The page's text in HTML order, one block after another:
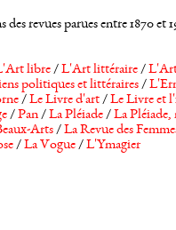
revues parues entre 1870
libre/L'Art littéraire/
politiques et littéraires/
/Le Livre d'art/Le Livre et
/Pan/La Pléiade/La Pléiade,
Arts/La Revue des
/La Vogue/L'Ymagier